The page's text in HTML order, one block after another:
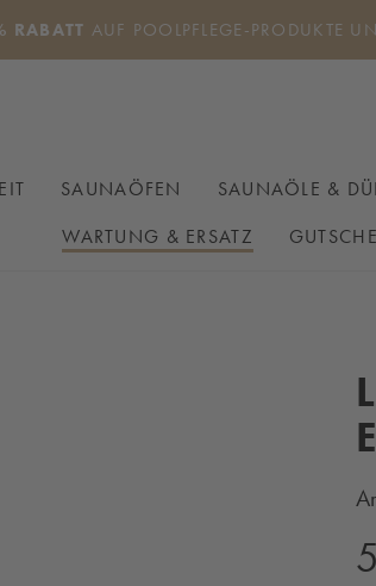
RABATT AUF POOLPFLEGE-PRODUKTE
SAUNAÖFEN SAUNAÖLE &
WARTUNG & ERSATZ